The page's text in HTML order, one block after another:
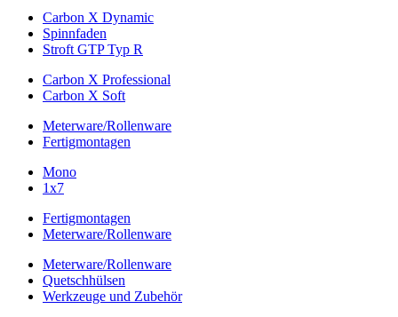
Carbon X Dynamic
Spinnfaden
Stroft GTP Typ R
Carbon X Professional
Carbon X Soft
Meterware/Rollenware
Fertigmontagen
Mono
1x7
Fertigmontagen
Meterware/Rollenware
Meterware/Rollenware
Quetschhülsen
Werkzeuge und Zubehör